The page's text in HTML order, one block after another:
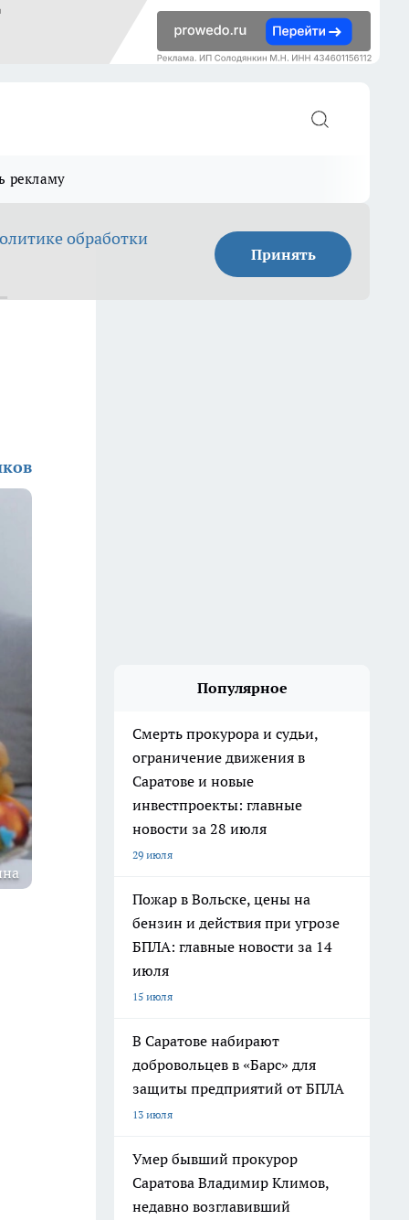
рекламу
обработки
Принять
Популярное
Смерть прокурора и судьи,
ограничение движения в
Саратове и новые
инвестпроекты: главные
новости за 28 июля
29 июля
Пожар в Вольске, цены на
бензин и действия при угрозе
БПЛА: главные новости за 14
июля
15 июля
В Саратове набирают
добровольцев в «Барс» для
защиты предприятий от БПЛА
13 июля
Умер бывший прокурор
Саратова Владимир Климов,
недавно возглавивший